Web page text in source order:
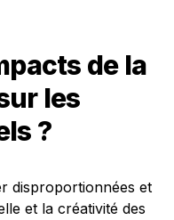
de la
les
?
disproportionnées et
et la créativité des